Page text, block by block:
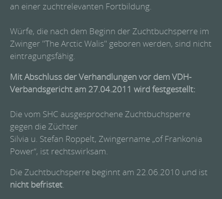
an einer zuchtrelevanten Fortbildung.
Würfe, die nach dem Beginn der Zuchtbuchsperre im
Zwinger "The Arctic Walis" geboren werden, sind nicht
eintragungsfähig.
Mit Abschluss der Verhandlungen vor dem VDH-
Verbandsgericht am 27.04.2011 wird festgestellt:
Die vom SHC ausgesprochene Zuchtbuchsperre
gegen die Züchter
Silvia u. Stefan Roppelt, Zwingername „of Frankonia
Power“, ist rechtswirksam.
Die Zuchtbuchsperre beginnt am 22.06.2010 und ist
nicht befristet.